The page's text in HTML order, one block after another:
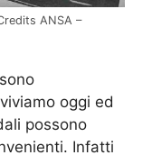
ANSA –
oggi ed
possono
Infatti